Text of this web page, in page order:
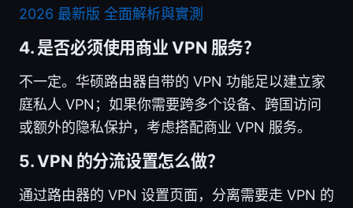
2026 最新版 全面解析與實測
4. 是否必须使用商业 VPN 服务？
不一定。华硕路由器自带的 VPN 功能足以建立家
庭私人 VPN；如果你需要跨多个设备、跨国访问
或额外的隐私保护，考虑搭配商业 VPN 服务。
5. VPN 的分流设置怎么做？
通过路由器的 VPN 设置页面，分离需要走 VPN 的